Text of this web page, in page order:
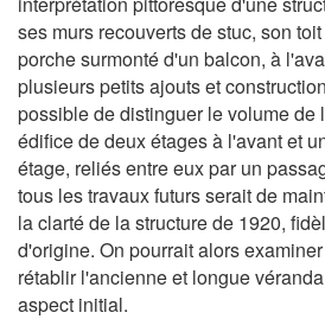
ses murs recouverts de stuc, son
porche surmonté d'un balcon, à
plusieurs petits ajouts et
possible de distinguer le volume de
édifice de deux étages à l'avant et
étage, reliés entre eux par un
tous les travaux futurs serait de
la clarté de la structure de 1920,
d'origine. On pourrait alors
rétablir l'ancienne et longue
aspect initial.